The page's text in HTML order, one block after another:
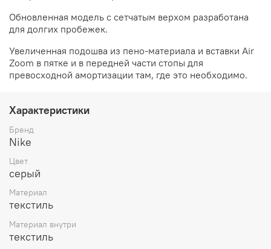
Обновленная модель с сетчатым верхом разработана
для долгих пробежек.
Увеличенная подошва из пено-материала и вставки Air
Zoom в пятке и в передней части стопы для
превосходной амортизации там, где это необходимо.
Характеристики
Бренд
Nike
Цвет
серый
Материал
текстиль
Материал внутри
текстиль